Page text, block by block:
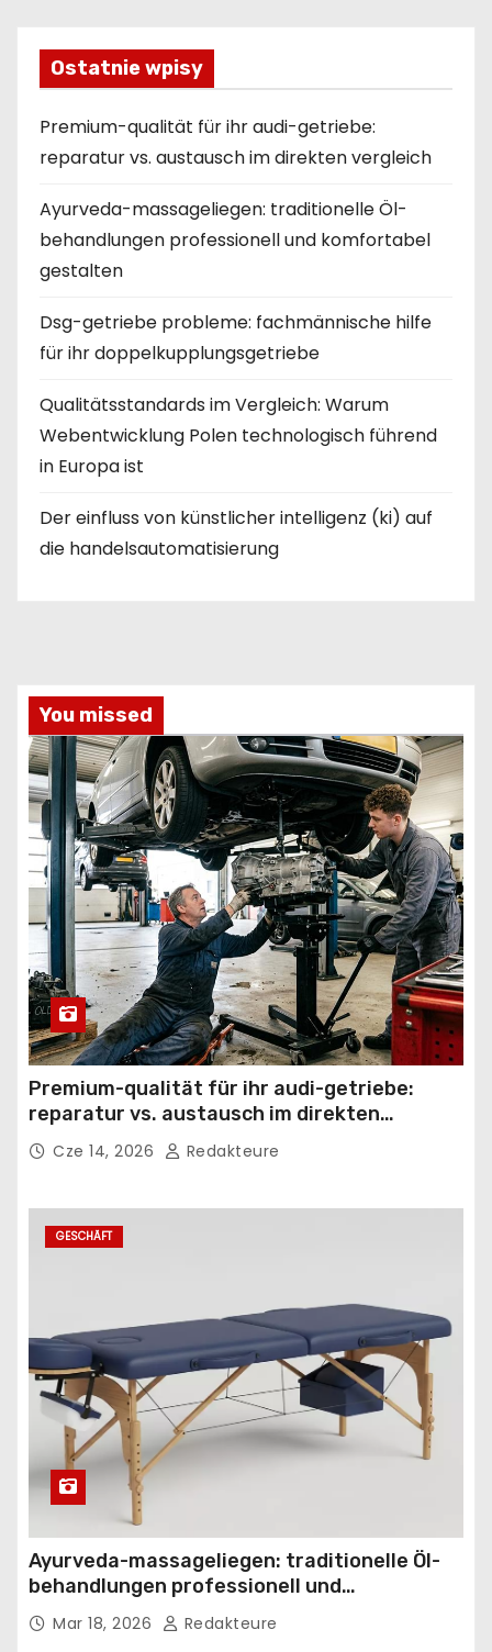
Ostatnie wpisy
Premium-qualität für ihr audi-getriebe:
reparatur vs. austausch im direkten vergleich
Ayurveda-massageliegen: traditionelle Öl-
behandlungen professionell und komfortabel
gestalten
Dsg-getriebe probleme: fachmännische hilfe
für ihr doppelkupplungsgetriebe
Qualitätsstandards im Vergleich: Warum
Webentwicklung Polen technologisch führend
in Europa ist
Der einfluss von künstlicher intelligenz (ki) auf
die handelsautomatisierung
You missed
Premium-qualität für ihr audi-getriebe:
reparatur vs. austausch im direkten
vergleich
Cze 14, 2026 Redakteure
GESCHÄFT
Ayurveda-massageliegen: traditionelle Öl-
behandlungen professionell und
komfortabel gestalten
Mar 18, 2026 Redakteure